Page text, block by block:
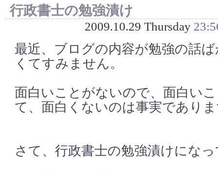
行政書士の勉強漬け
2009.10.29 Thursday
最近、ブログの内容が勉強の話
くてすみません。
面白いことがないので、面白い
て、面白くないのは事実であり
さて、行政書士の勉強漬けにな